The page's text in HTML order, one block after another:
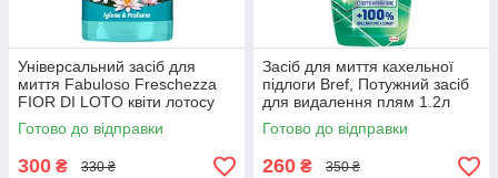
Універсальний засіб для
миття Fabuloso Freschezza
FIOR DI LOTO квіти лотосу
1250 мл
Готово до відправки
300 ₴ 330 ₴
Засіб для миття кахельної
підлоги Bref, Потужний засіб
для видалення плям 1.2л
Готово до відправки
260 ₴ 350 ₴